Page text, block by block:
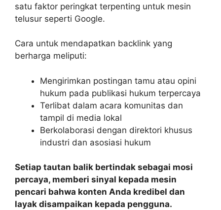
satu faktor peringkat terpenting untuk mesin
telusur seperti Google.
Cara untuk mendapatkan backlink yang
berharga meliputi:
Mengirimkan postingan tamu atau opini
hukum pada publikasi hukum terpercaya
Terlibat dalam acara komunitas dan
tampil di media lokal
Berkolaborasi dengan direktori khusus
industri dan asosiasi hukum
Setiap tautan balik bertindak sebagai mosi
percaya, memberi sinyal kepada mesin
pencari bahwa konten Anda kredibel dan
layak disampaikan kepada pengguna.